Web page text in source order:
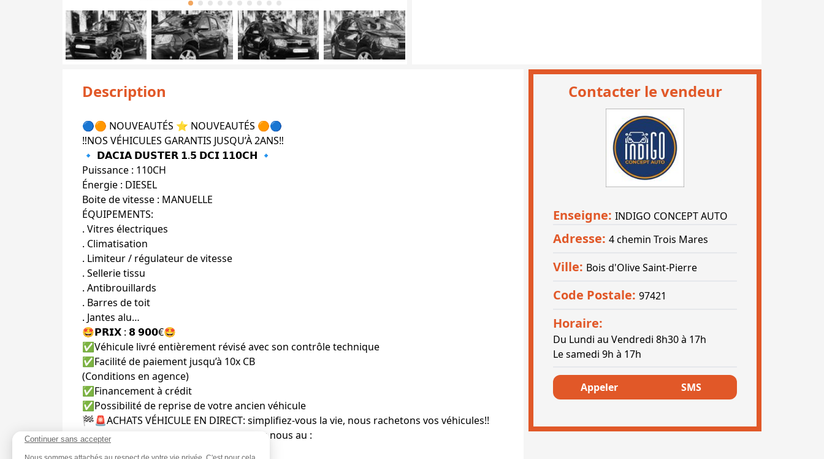
Description
🔵🟠 NOUVEAUTÉS ⭐️ NOUVEAUTÉS 🟠🔵
‼️NOS VÉHICULES GARANTIS JUSQU’À 2ANS‼️
🔹 𝗗𝗔𝗖𝗜𝗔 𝗗𝗨𝗦𝗧𝗘𝗥 𝟭.𝟱 𝗗𝗖𝗜 𝟭𝟭𝟬𝗖𝗛 🔹
Puissance : 110CH
Énergie : DIESEL
Boite de vitesse : MANUELLE
ÉQUIPEMENTS:
. Vitres électriques
. Climatisation
. Limiteur / régulateur de vitesse
. Sellerie tissu
. Antibrouillards
. Barres de toit
. Jantes alu…
🤩𝗣𝗥𝗜𝗫 : 𝟴 𝟵𝟬𝟬€🤩
✅Véhicule livré entièrement révisé avec son contrôle technique
✅Facilité de paiement jusqu’à 10x CB
(Conditions en agence)
✅Financement à crédit
✅Possibilité de reprise de votre ancien véhicule
🏁🚨ACHATS VÉHICULE EN DIRECT: simplifiez-vous la vie, nous rachetons vos véhicules!!
Pour plus de renseignements contactez nous au :
Contacter le vendeur
Enseigne: INDIGO CONCEPT AUTO
Adresse: 4 chemin Trois Mares
Ville: Bois d'Olive Saint-Pierre
Code Postale: 97421
Horaire:
Du Lundi au Vendredi 8h30 à 17h
Le samedi 9h à 17h
Appeler SMS
Continuer sans accepter